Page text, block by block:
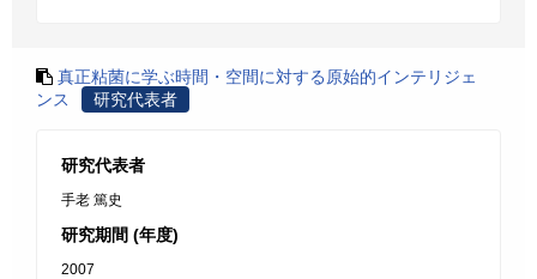
真正粘菌に学ぶ時間・空間に対する原始的インテリジェ
ンス
研究代表者
研究代表者
手老 篤史
研究期間 (年度)
2007